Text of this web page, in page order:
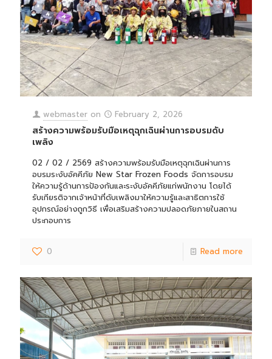
webmaster on February 2, 2026
สร้างความพร้อมรับมือเหตุฉุกเฉินผ่านการอบรมดับ
เพลิง
02 / 02 / 2569 สร้างความพร้อมรับมือเหตุฉุกเฉินผ่านการ
อบรมระงับอัคคีภัย New Star Frozen Foods จัดการอบรม
ให้ความรู้ด้านการป้องกันและระงับอัคคีภัยแก่พนักงาน โดยได้
รับเกียรติจากเจ้าหน้าที่ดับเพลิงมาให้ความรู้และสาธิตการใช้
อุปกรณ์อย่างถูกวิธี เพื่อเสริมสร้างความปลอดภัยภายในสถาน
ประกอบการ
0 Read more